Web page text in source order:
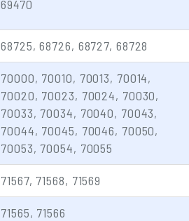
69470
68725, 68726, 68727, 68728
70000, 70010, 70013, 70014,
70020, 70023, 70024, 70030,
70033, 70034, 70040, 70043,
70044, 70045, 70046, 70050,
70053, 70054, 70055
71567, 71568, 71569
71565, 71566